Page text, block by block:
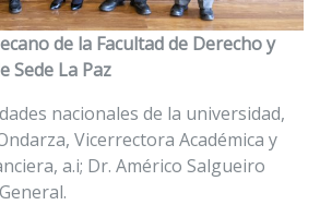
de la Facultad de Derecho y
Sede La Paz
nacionales de la universidad,
Vicerrectora Académica y
a.i; Dr. Américo Salgueiro